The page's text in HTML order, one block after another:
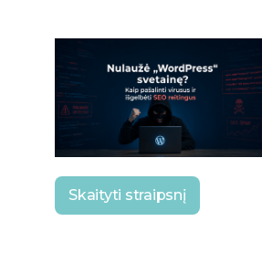
Skaityti straipsnį